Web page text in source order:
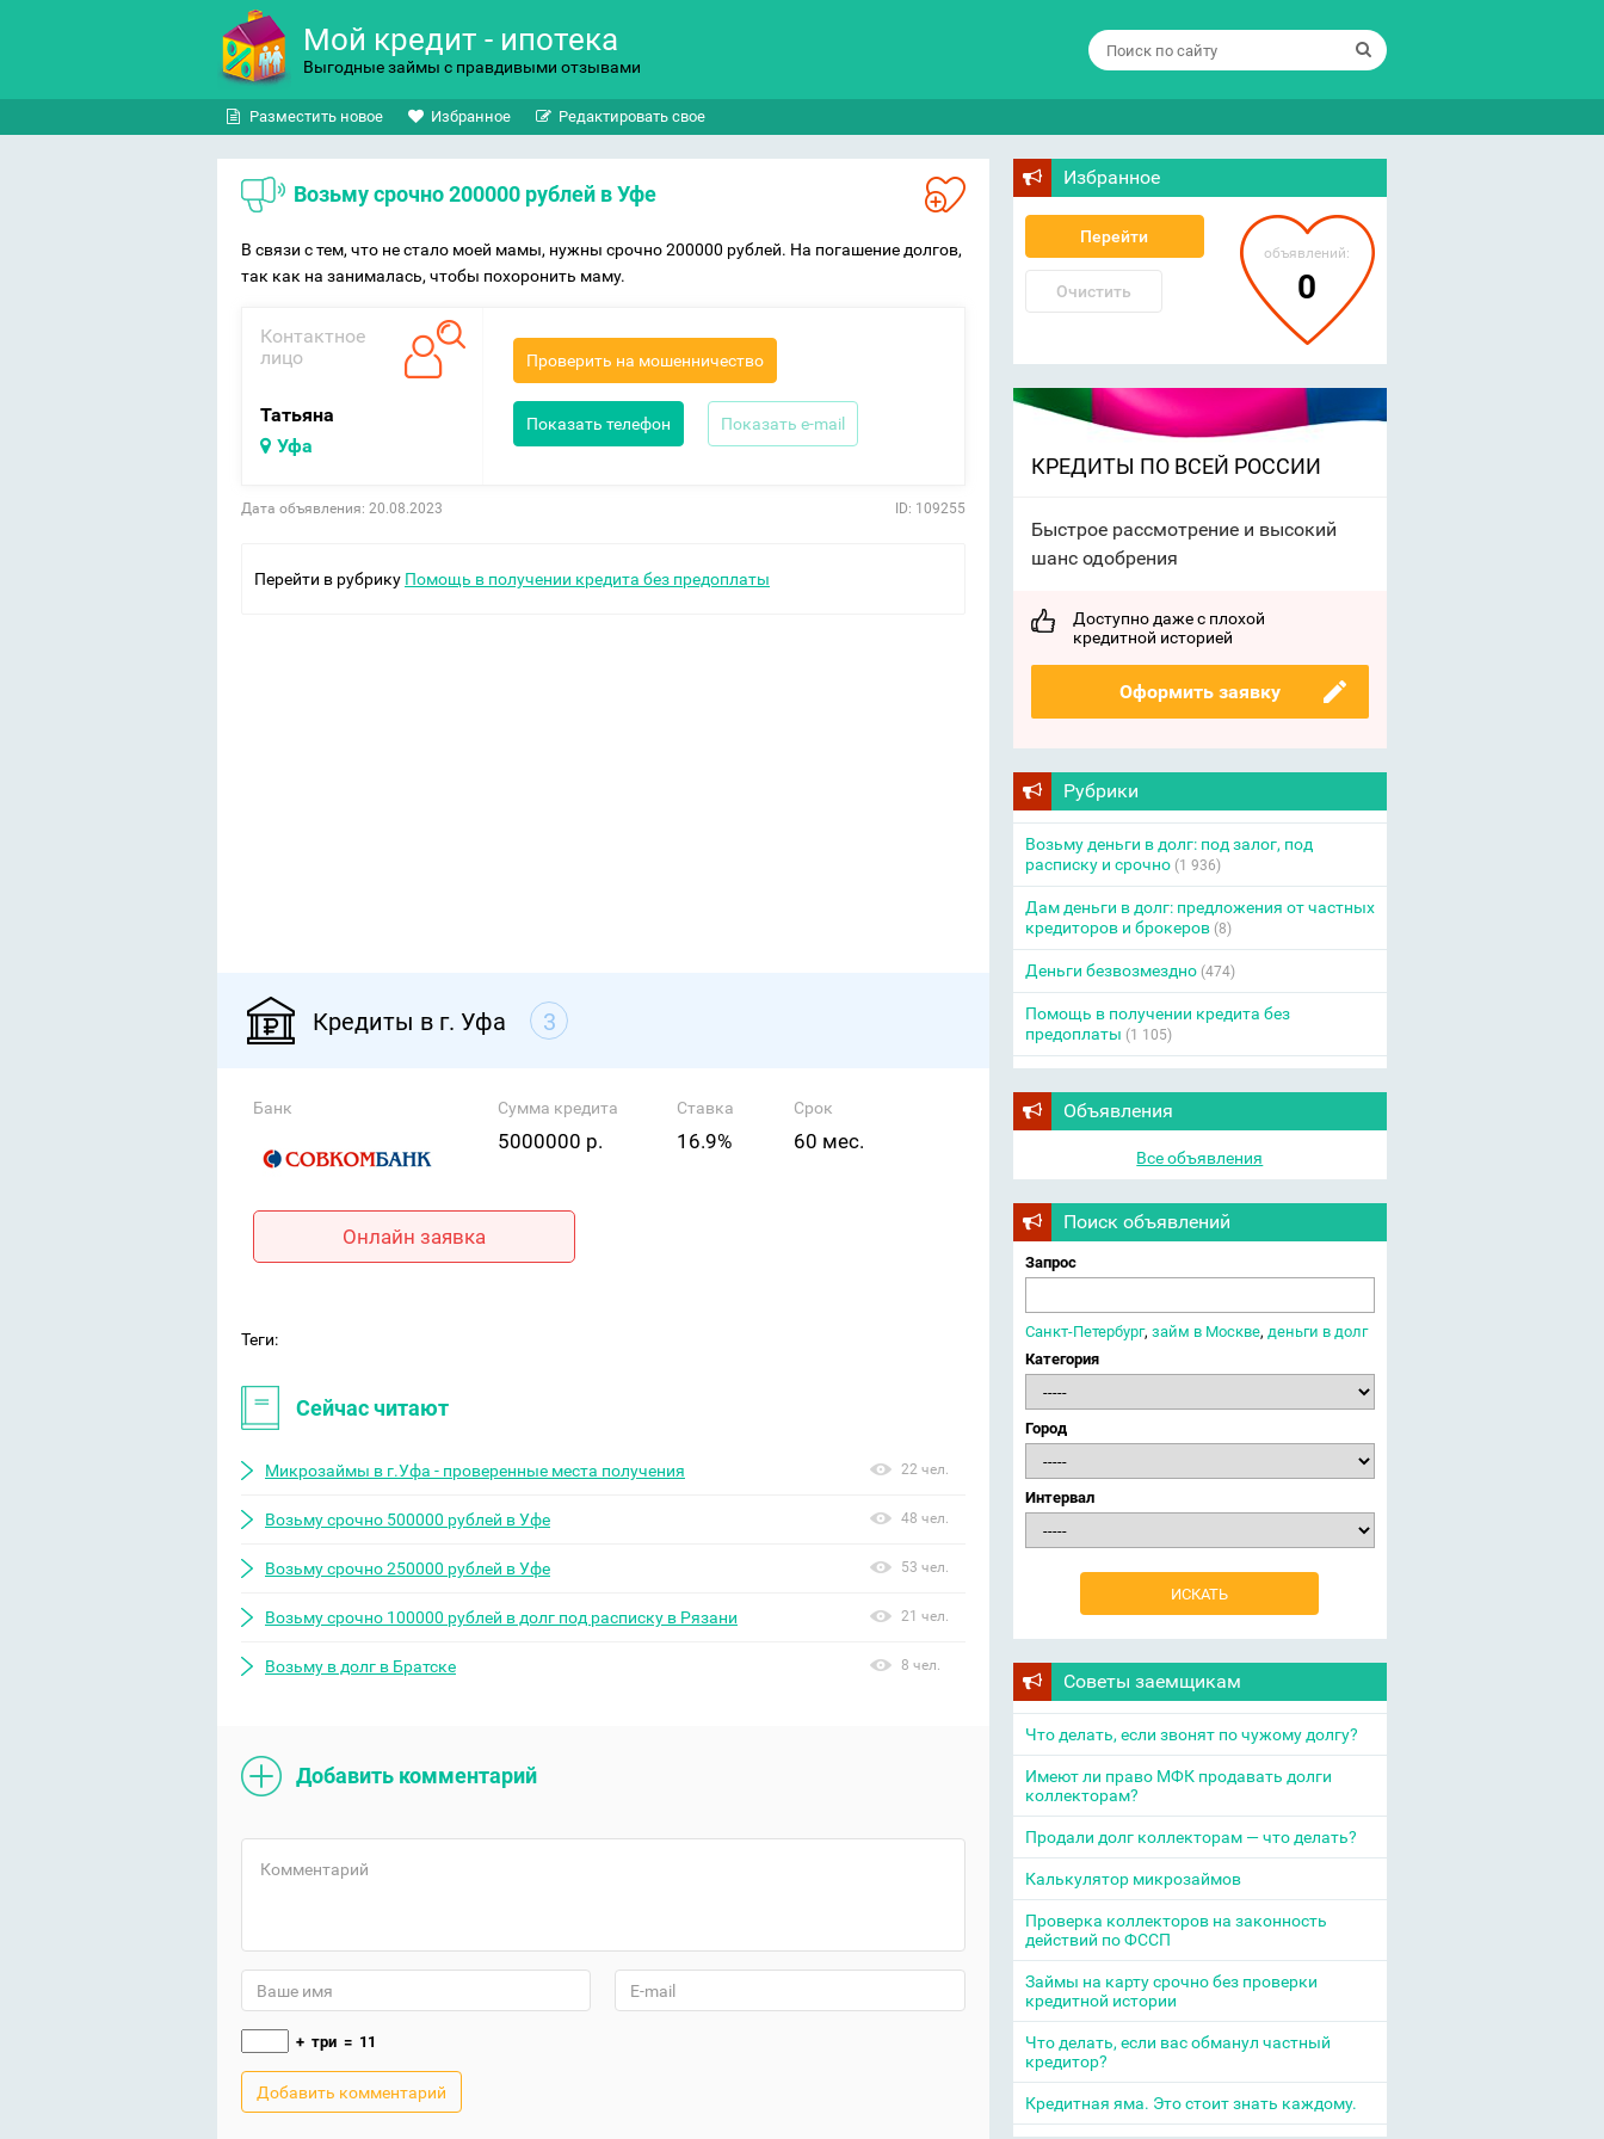
Мой кредит - ипотека
Выгодные займы с правдивыми отзывами
Разместить новое Избранное Редактировать свое
Возьму срочно 200000 рублей в Уфе
В связи с тем, что не стало моей мамы, нужны срочно 200000 рублей. На погашение долгов,
так как на занималась, чтобы похоронить маму.
Контактное
лицо
Татьяна
Уфа
Проверить на мошенничество
Показать телефон Показать e-mail
Дата объявления: 20.08.2023 ID: 109255
Перейти в рубрику Помощь в получении кредита без предоплаты
Кредиты в г. Уфа 3
Банк Сумма кредита
5000000 р.
Ставка
16.9%
Срок
60 мес.
Онлайн заявка
Теги:
Сейчас читают
Микрозаймы в г.Уфа - проверенные места получения 22 чел.
Возьму срочно 500000 рублей в Уфе 48 чел.
Возьму срочно 250000 рублей в Уфе 53 чел.
Возьму срочно 100000 рублей в долг под расписку в Рязани 21 чел.
Возьму в долг в Братске 8 чел.
Добавить комментарий
+ три = 11
Избранное
Перейти
Очистить
объявлений:
0
КРЕДИТЫ ПО ВСЕЙ РОССИИ
Быстрое рассмотрение и высокий
шанс одобрения
Доступно даже с плохой
кредитной историей
Оформить заявку
Рубрики
Возьму деньги в долг: под залог, под
расписку и срочно(1 936)
Дам деньги в долг: предложения от частных
кредиторов и брокеров(8)
Деньги безвозмездно(474)
Помощь в получении кредита без
предоплаты (1 105)
Объявления
Все объявления
Поиск объявлений
Запрос
Санкт-Петербург, займ в Москве, деньги в долг
Категория
Город
Интервал
Советы заемщикам
Что делать, если звонят по чужому долгу?
Имеют ли право МФК продавать долги
коллекторам?
Продали долг коллекторам — что делать?
Калькулятор микрозаймов
Проверка коллекторов на законность
действий по ФССП
Займы на карту срочно без проверки
кредитной истории
Что делать, если вас обманул частный
кредитор?
Кредитная яма. Это стоит знать каждому.